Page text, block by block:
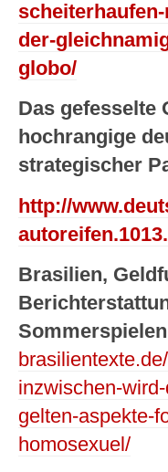
der-
globo/
Das
hochrangige
strategischer
http://
Brasilien,
inzwischen-
gelten-aspekte-
homosexuel/